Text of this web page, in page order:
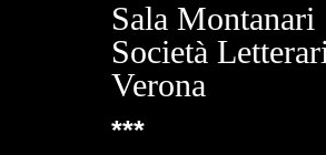
Sala Montanari
Società
Verona
***